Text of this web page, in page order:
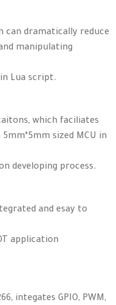
can dramatically reduce
manipulating
Lua script.
which faciliates
sized MCU in
developing process.
and esay to
application
integates GPIO, PWM,